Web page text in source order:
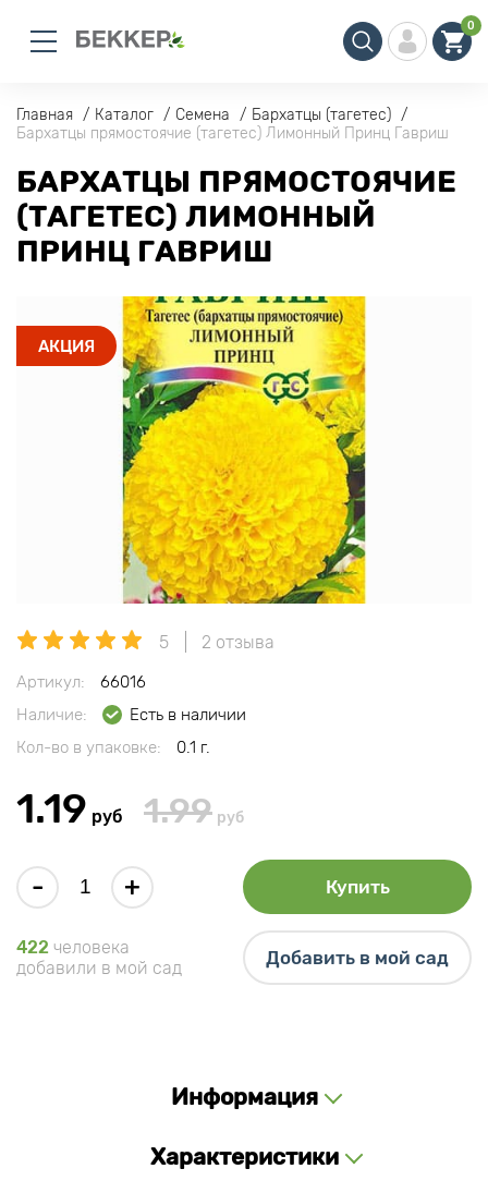
0
Главная Каталог Семена
Бархатцы (тагетес)
Бархатцы прямостоячие (тагетес) Лимонный Принц Гавриш
БАРХАТЦЫ ПРЯМОСТОЯЧИЕ
(ТАГЕТЕС) ЛИМОННЫЙ
ПРИНЦ ГАВРИШ
АКЦИЯ
5 2 отзыва
Артикул:
66016
Наличие:
Есть в наличии
Кол-во в упаковке:
0.1 г.
1.19 руб 1.99 руб
- + Купить
422 человека
добавили в мой сад
Добавить в мой сад
Информация
Характеристики